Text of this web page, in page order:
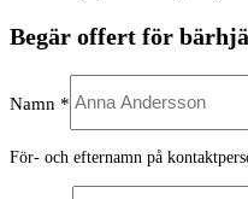
Begär offert för
Namn *
För- och efternamn på